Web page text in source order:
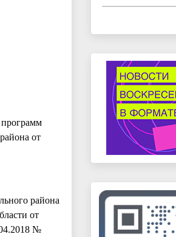
программ
от
района
от
№